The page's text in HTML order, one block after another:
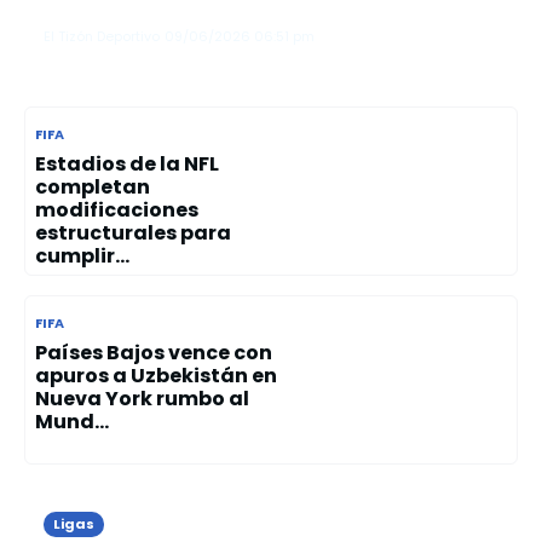
FIFA
Estadios de la NFL
completan
modificaciones
estructurales para
cumplir...
FIFA
Países Bajos vence con
apuros a Uzbekistán en
Nueva York rumbo al
Mund...
Ligas